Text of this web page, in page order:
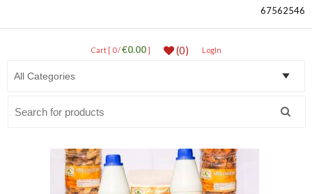
67562546
Cart [ 0 /€0.00] (0) LogIn